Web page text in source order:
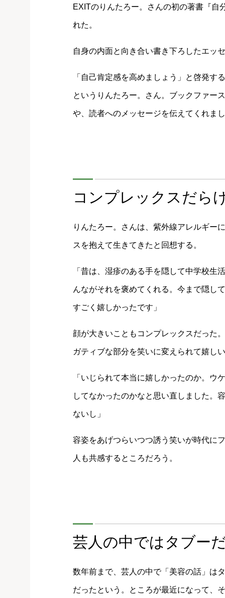
EXITのりんたろー。さんの初の著書『自
れた。
自身の内面と向き合い書き下ろしたエッ
「自己肯定感を高めましょう」と啓発す
というりんたろー。さん。ブックファー
や、読者へのメッセージを伝えてくれま
コンプレックスだら
りんたろー。さんは、紫外線アレルギー
スを抱えて生きてきたと回想する。
「昔は、湿疹のある手を隠して中学校生
んながそれを褒めてくれる。今まで隠し
すごく嬉しかったです」
顔が大きいこともコンプレックスだった
ガティブな部分を笑いに変えられて嬉し
「いじられて本当に嬉しかったのか。ウ
してなかったのかなと思い直しました。
ないし」
容姿をあげつらいつつ誘う笑いが時代に
人も共感するところだろう。
芸人の中ではタブー
数年前まで、芸人の中で「美容の話」は
だったという。ところが最近になって、